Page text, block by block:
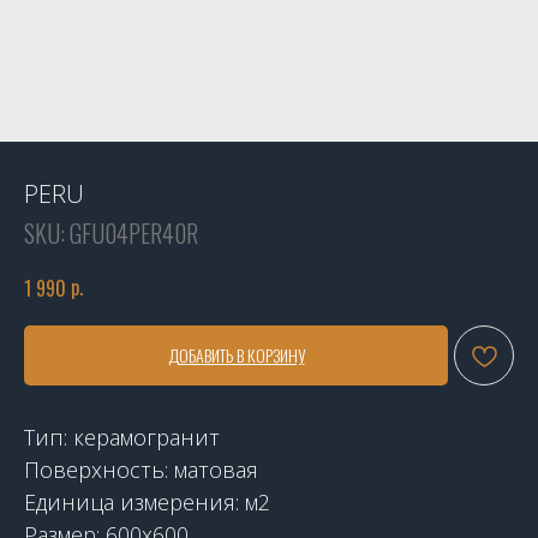
PERU
SKU:GFU04PER40R
1 990 р.
ДОБАВИТЬ В КОРЗИНУ
Тип: керамогранит
Поверхность: матовая
Единица измерения: м2